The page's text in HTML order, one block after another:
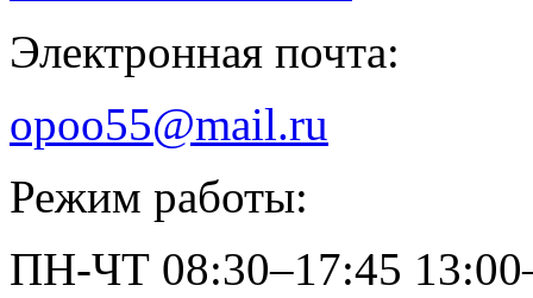
Электронная почта:
opoo55@mail.ru
Режим работы:
ПН-ЧТ 08:30–17:45